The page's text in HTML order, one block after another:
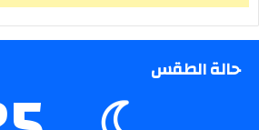
حالة الطقس